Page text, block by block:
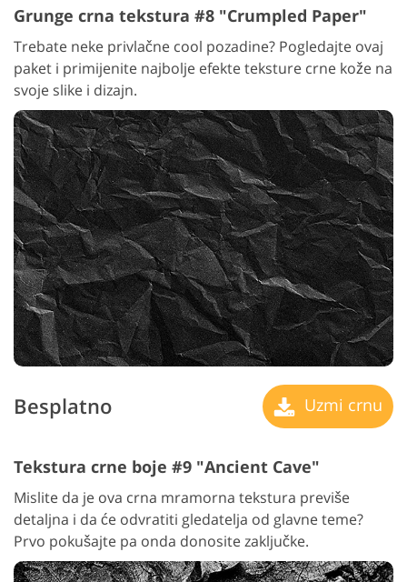
Grunge crna tekstura #8 "Crumpled Paper"
Trebate neke privlačne cool pozadine? Pogledajte ovaj
paket i primijenite najbolje efekte teksture crne kože na
svoje slike i dizajn.
Besplatno Uzmi crnu
Tekstura crne boje #9 "Ancient Cave"
Mislite da je ova crna mramorna tekstura previše
detaljna i da će odvratiti gledatelja od glavne teme?
Prvo pokušajte pa onda donosite zaključke.